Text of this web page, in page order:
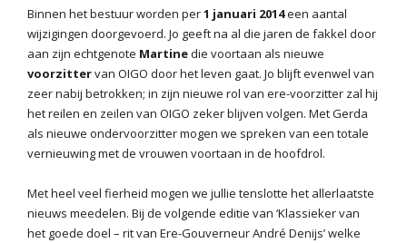
Binnen het bestuur worden per1 januari 2014een aantal
wijzigingen doorgevoerd. Jo geeft na al die jaren de fakkel door
aan zijn echtgenote Martinedie voortaan als nieuwe
voorzittervan OIGO door het leven gaat. Jo blijft evenwel van
zeer nabij betrokken; in zijn nieuwe rol van ere-voorzitter zal hij
het reilen en zeilen van OIGO zeker blijven volgen. Met Gerda
als nieuwe ondervoorzitter mogen we spreken van een totale
vernieuwing met de vrouwen voortaan in de hoofdrol.
Met heel veel fierheid mogen we jullie tenslotte het allerlaatste
nieuws meedelen. Bij de volgende editie van ‘Klassieker van
het goede doel – rit van Ere-Gouverneur André Denijs’ welke